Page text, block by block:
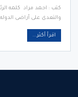
كتب : احمد مراد كلمه
والتعدى على أراضى
اقرأ أكثر...